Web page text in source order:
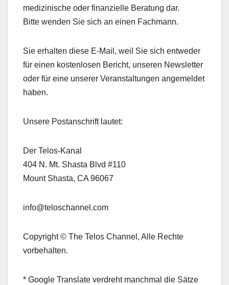
medizinische oder finanzielle Beratung dar.
Bitte wenden Sie sich an einen Fachmann.
Sie erhalten diese E-Mail, weil Sie sich entweder
für einen kostenlosen Bericht, unseren Newsletter
oder für eine unserer Veranstaltungen angemeldet
haben.
Unsere Postanschrift lautet:
Der Telos-Kanal
404 N. Mt. Shasta Blvd #110
Mount Shasta, CA 96067
info@teloschannel.com
Copyright © The Telos Channel, Alle Rechte
vorbehalten.
* Google Translate verdreht manchmal die Sätze